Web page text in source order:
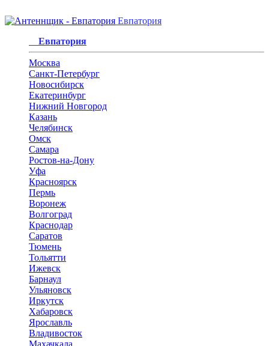
Евпатория
Евпатория
Москва
Санкт-Петербург
Новосибирск
Екатеринбург
Нижний Новгород
Казань
Челябинск
Омск
Самара
Ростов-на-Дону
Уфа
Красноярск
Пермь
Воронеж
Волгоград
Краснодар
Саратов
Тюмень
Тольятти
Ижевск
Барнаул
Ульяновск
Иркутск
Хабаровск
Ярославль
Владивосток
Махачкала